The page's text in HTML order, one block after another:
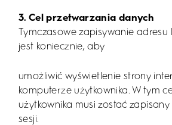
3. Cel przetwarzania danych
Tymczasowe zapisywanie adresu
jest koniecznie, aby
umożliwić wyświetlenie strony
komputerze użytkownika. W tym
użytkownika musi zostać
sesji.